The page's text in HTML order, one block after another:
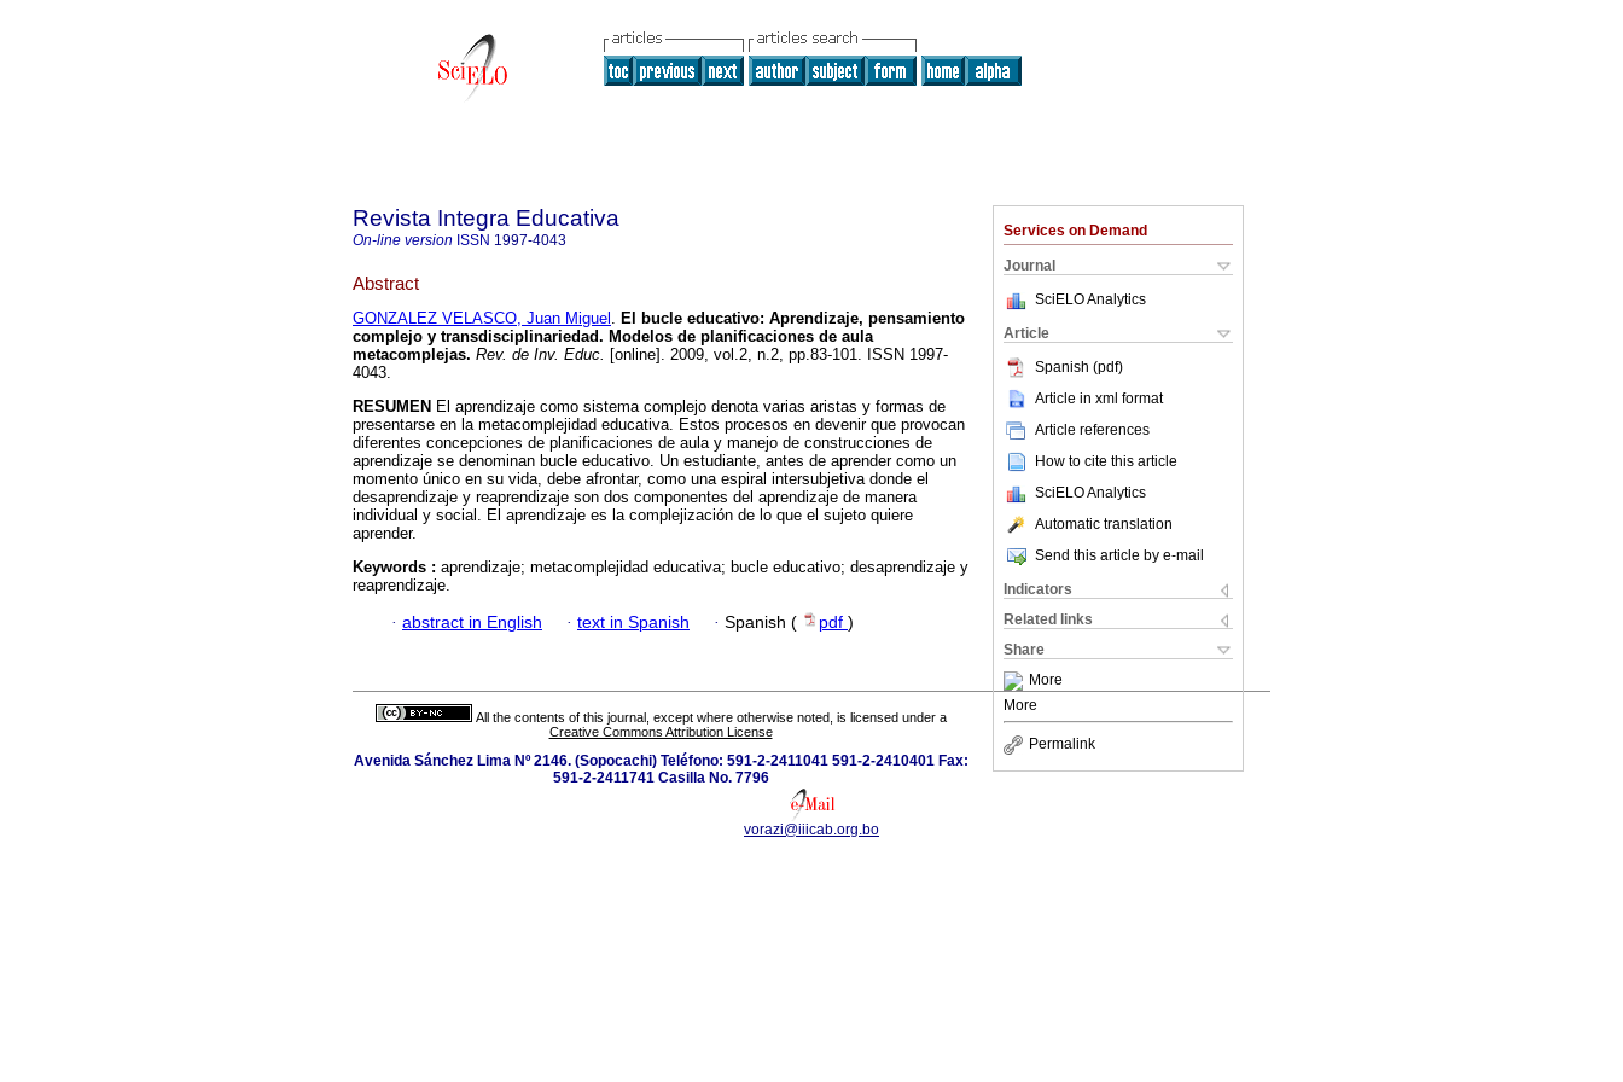
Services on Demand
Journal
SciELO Analytics
Article
Spanish (pdf)
Article in xml format
Article references
How to cite this article
SciELO Analytics
Automatic translation
Send this article by e-mail
Indicators
Related links
Share
More
More
Permalink
Revista Integra Educativa
On-line version ISSN 1997-4043
Abstract
GONZALEZ VELASCO, Juan Miguel . El bucle educativo: Aprendizaje, pensamiento
complejo y transdisciplinariedad. Modelos de planificaciones de aula
metacomplejas. Rev. de Inv. Educ. [online]. 2009, vol.2, n.2, pp.83-101. ISSN 1997-
4043.
RESUMEN El aprendizaje como sistema complejo denota varias aristas y formas de
presentarse en la metacomplejidad educativa. Estos procesos en devenir que provocan
diferentes concepciones de planificaciones de aula y manejo de construcciones de
aprendizaje se denominan bucle educativo. Un estudiante, antes de aprender como un
momento único en su vida, debe afrontar, como una espiral intersubjetiva donde el
desaprendizaje y reaprendizaje son dos componentes del aprendizaje de manera
individual y social. El aprendizaje es la complejización de lo que el sujeto quiere
aprender.
Keywords : aprendizaje; metacomplejidad educativa; bucle educativo; desaprendizaje y
reaprendizaje.
· abstract in English · text in Spanish · Spanish ( pdf )
All the contents of this journal, except where otherwise noted, is licensed under a
Creative Commons Attribution License
Avenida Sánchez Lima Nº 2146. (Sopocachi) Teléfono: 591-2-2411041 591-2-2410401 Fax:
591-2-2411741 Casilla No. 7796
vorazi@iiicab.org.bo